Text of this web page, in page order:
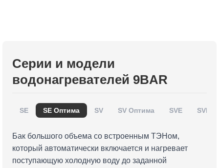
Серии и модели
водонагревателей 9BAR
SE SE Оптима SV SV Оптима SVE SVE
Бак большого объема со встроенным ТЭНом,
который автоматически включается и нагревает
поступающую холодную воду до заданной